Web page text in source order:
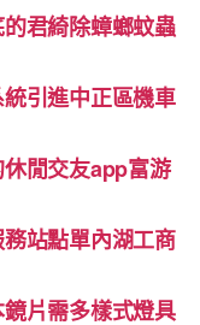
君綺除蟑螂蚊蟲
引進中正區機車
閒交友app富游
站點單內湖工商
片需多樣式燈具